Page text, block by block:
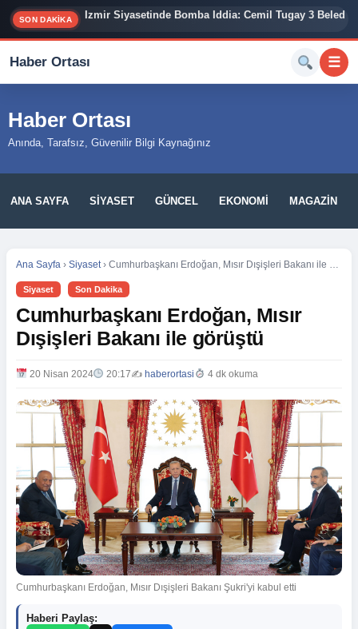
SON DAKİKA İzmir Siyasetinde Bomba İddia: Cemil Tugay 3
Haber Ortası ☰
Haber Ortası
Anında, Tarafsız, Güvenilir Bilgi Kaynağınız
ANA SAYFA SIYASET GÜNCEL EKONOMI MAGAZIN
Ana Sayfa › Siyaset › Cumhurbaşkanı Erdoğan, Mısır Dışişleri Bakanı ile görüştü
Siyaset Son Dakika
Cumhurbaşkanı Erdoğan, Mısır
Dışişleri Bakanı ile görüştü
20 Nisan 2024 20:17✍️ haberortasi 4 dk okuma
Cumhurbaşkanı Erdoğan, Mısır Dışişleri Bakanı Şukri'yi kabul etti
Haberi Paylaş: